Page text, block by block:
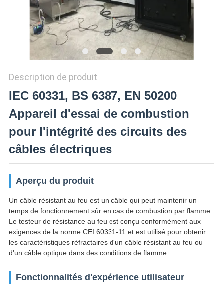
POLITIQUE
CONFIDENTIALITÉ
Description de produit
IEC 60331, BS 6387, EN 50200
Appareil d'essai de combustion
pour l'intégrité des circuits des
câbles électriques
Aperçu du produit
Un câble résistant au feu est un câble qui peut maintenir un
temps de fonctionnement sûr en cas de combustion par flamme.
Le testeur de résistance au feu est conçu conformément aux
exigences de la norme CEI 60331-11 et est utilisé pour obtenir
les caractéristiques réfractaires d'un câble résistant au feu ou
d'un câble optique dans des conditions de flamme.
Fonctionnalités d'expérience utilisateur